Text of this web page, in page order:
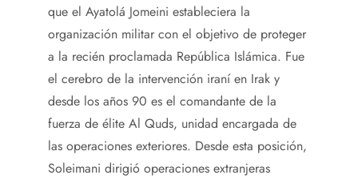
que el Ayatolá Jomeini estableciera la
organización militar con el objetivo de proteger
a la recién proclamada República Islámica. Fue
el cerebro de la intervención iraní en Irak y
desde los años 90 es el comandante de la
fuerza de élite Al Quds, unidad encargada de
las operaciones exteriores. Desde esta posición,
Soleimani dirigió operaciones extranjeras